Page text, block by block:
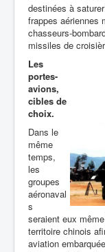
destinées à
frappes aériennes
chasseurs-
missiles de
Les
portes-
avions,
cibles de
choix.
Dans le
même
temps,
les
groupes
aéronaval
s
seraient eux
territoire chinois
aviation